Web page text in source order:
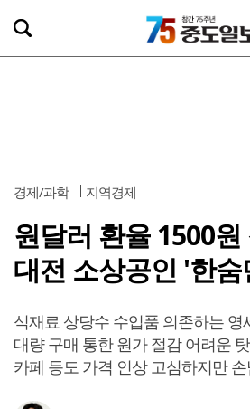
경제/과학 지역경제
원달러 환율 1500
대전 소상공인 '한숨
식재료 상당수 수입품 의존하는 영
대량 구매 통한 원가 절감 어려운
카페 등도 가격 인상 고심하지만